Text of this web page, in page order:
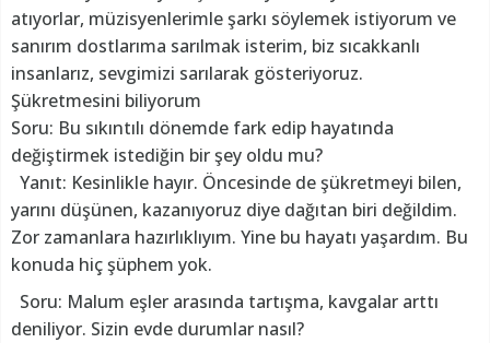
atıyorlar, müzisyenlerimle şarkı söylemek istiyorum ve
sanırım dostlarıma sarılmak isterim, biz sıcakkanlı
insanlarız, sevgimizi sarılarak gösteriyoruz.
Şükretmesini biliyorum
Soru: Bu sıkıntılı dönemde fark edip hayatında
değiştirmek istediğin bir şey oldu mu?
Yanıt: Kesinlikle hayır. Öncesinde de şükretmeyi bilen,
yarını düşünen, kazanıyoruz diye dağıtan biri değildim.
Zor zamanlara hazırlıklıyım. Yine bu hayatı yaşardım. Bu
konuda hiç şüphem yok.
Soru: Malum eşler arasında tartışma, kavgalar arttı
deniliyor. Sizin evde durumlar nasıl?